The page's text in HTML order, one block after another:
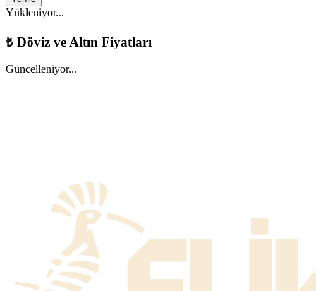
Yükleniyor...
₺ Döviz ve Altın Fiyatları
Güncelleniyor...